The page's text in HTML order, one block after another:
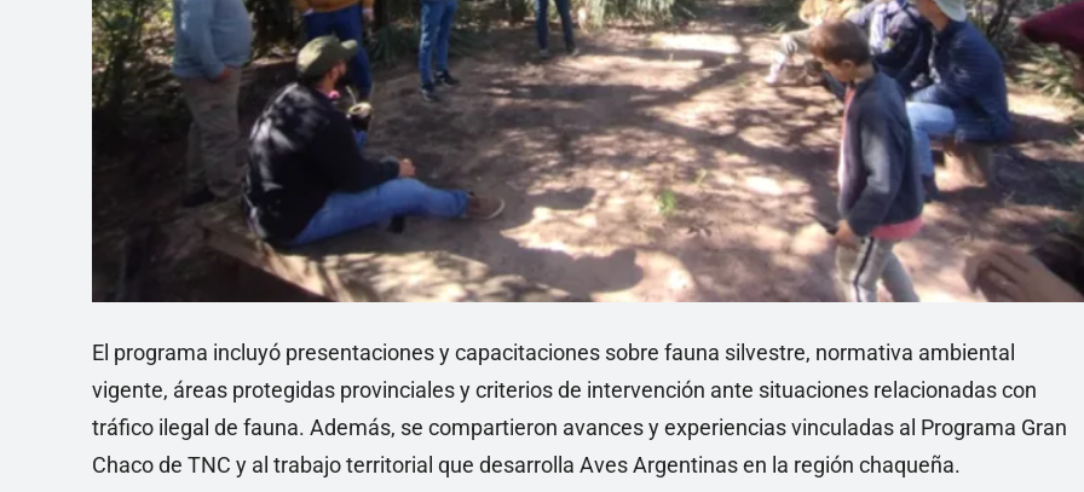
El programa incluyó presentaciones y capacitaciones sobre fauna silvestre, normativa ambiental
vigente, áreas protegidas provinciales y criterios de intervención ante situaciones relacionadas con
tráfico ilegal de fauna. Además, se compartieron avances y experiencias vinculadas al Programa Gran
Chaco de TNC y al trabajo territorial que desarrolla Aves Argentinas en la región chaqueña.